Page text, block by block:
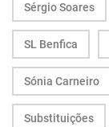
Sérgio Soares
SL Benfica
Sónia Carneiro
Substituições